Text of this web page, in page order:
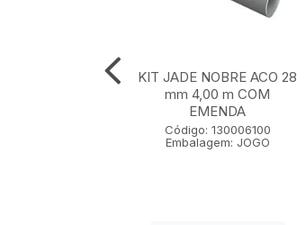
KIT JADE NOBRE ACO 28
mm 4,00 m COM
EMENDA
Código: 130006100
Embalagem: JOGO